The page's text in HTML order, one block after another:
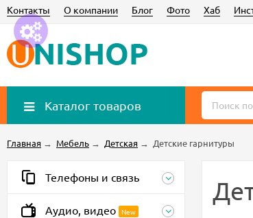
Контакты О компании Блог Фото Хаб
Каталог товаров
Главная → Мебель → Детская → Детские гарнитуры
Телефоны и связь
Аудио, видео New